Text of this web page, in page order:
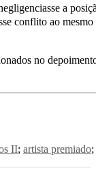
a
conflito ao
no
II artista premiado